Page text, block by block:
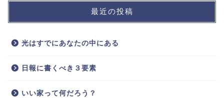
最近の投稿
光はすでにあなたの中にある
日報に書くべき３要素
いい家って何だろう？